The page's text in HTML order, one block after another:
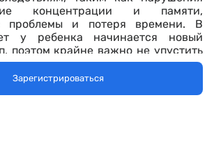
концентрации и памяти,
проблемы и потеря времени. В
у ребенка начинается новый
поэтом крайне важно не упустить
новый режим.
распорядок дня, учёт
(физических и психических)
Зарегистрироваться